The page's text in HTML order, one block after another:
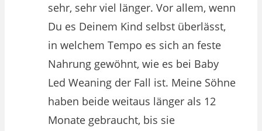
sehr, sehr viel länger. Vor allem, wenn
Du es Deinem Kind selbst überlässt,
in welchem Tempo es sich an feste
Nahrung gewöhnt, wie es bei Baby
Led Weaning der Fall ist. Meine Söhne
haben beide weitaus länger als 12
Monate gebraucht, bis sie